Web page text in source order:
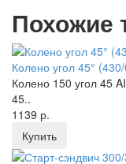
Похожие
Колено угол 45°
Колено 150 угол 45
45..
1139 р.
Купить